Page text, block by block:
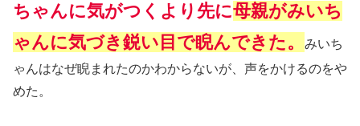
ちゃんに気がつくより先に母親がみいち
ゃんに気づき鋭い目で睨んできた。
みいち
ゃんはなぜ睨まれたのかわからないが、声をかけるのをや
めた。